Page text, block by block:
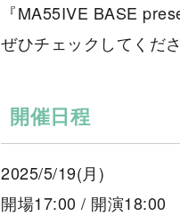
『MA55IVE BASE
ぜひチェックしてくだ
開催日程
2025/5/19(月)
開場17:00 / 開演18:00